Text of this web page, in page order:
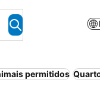
permitidos